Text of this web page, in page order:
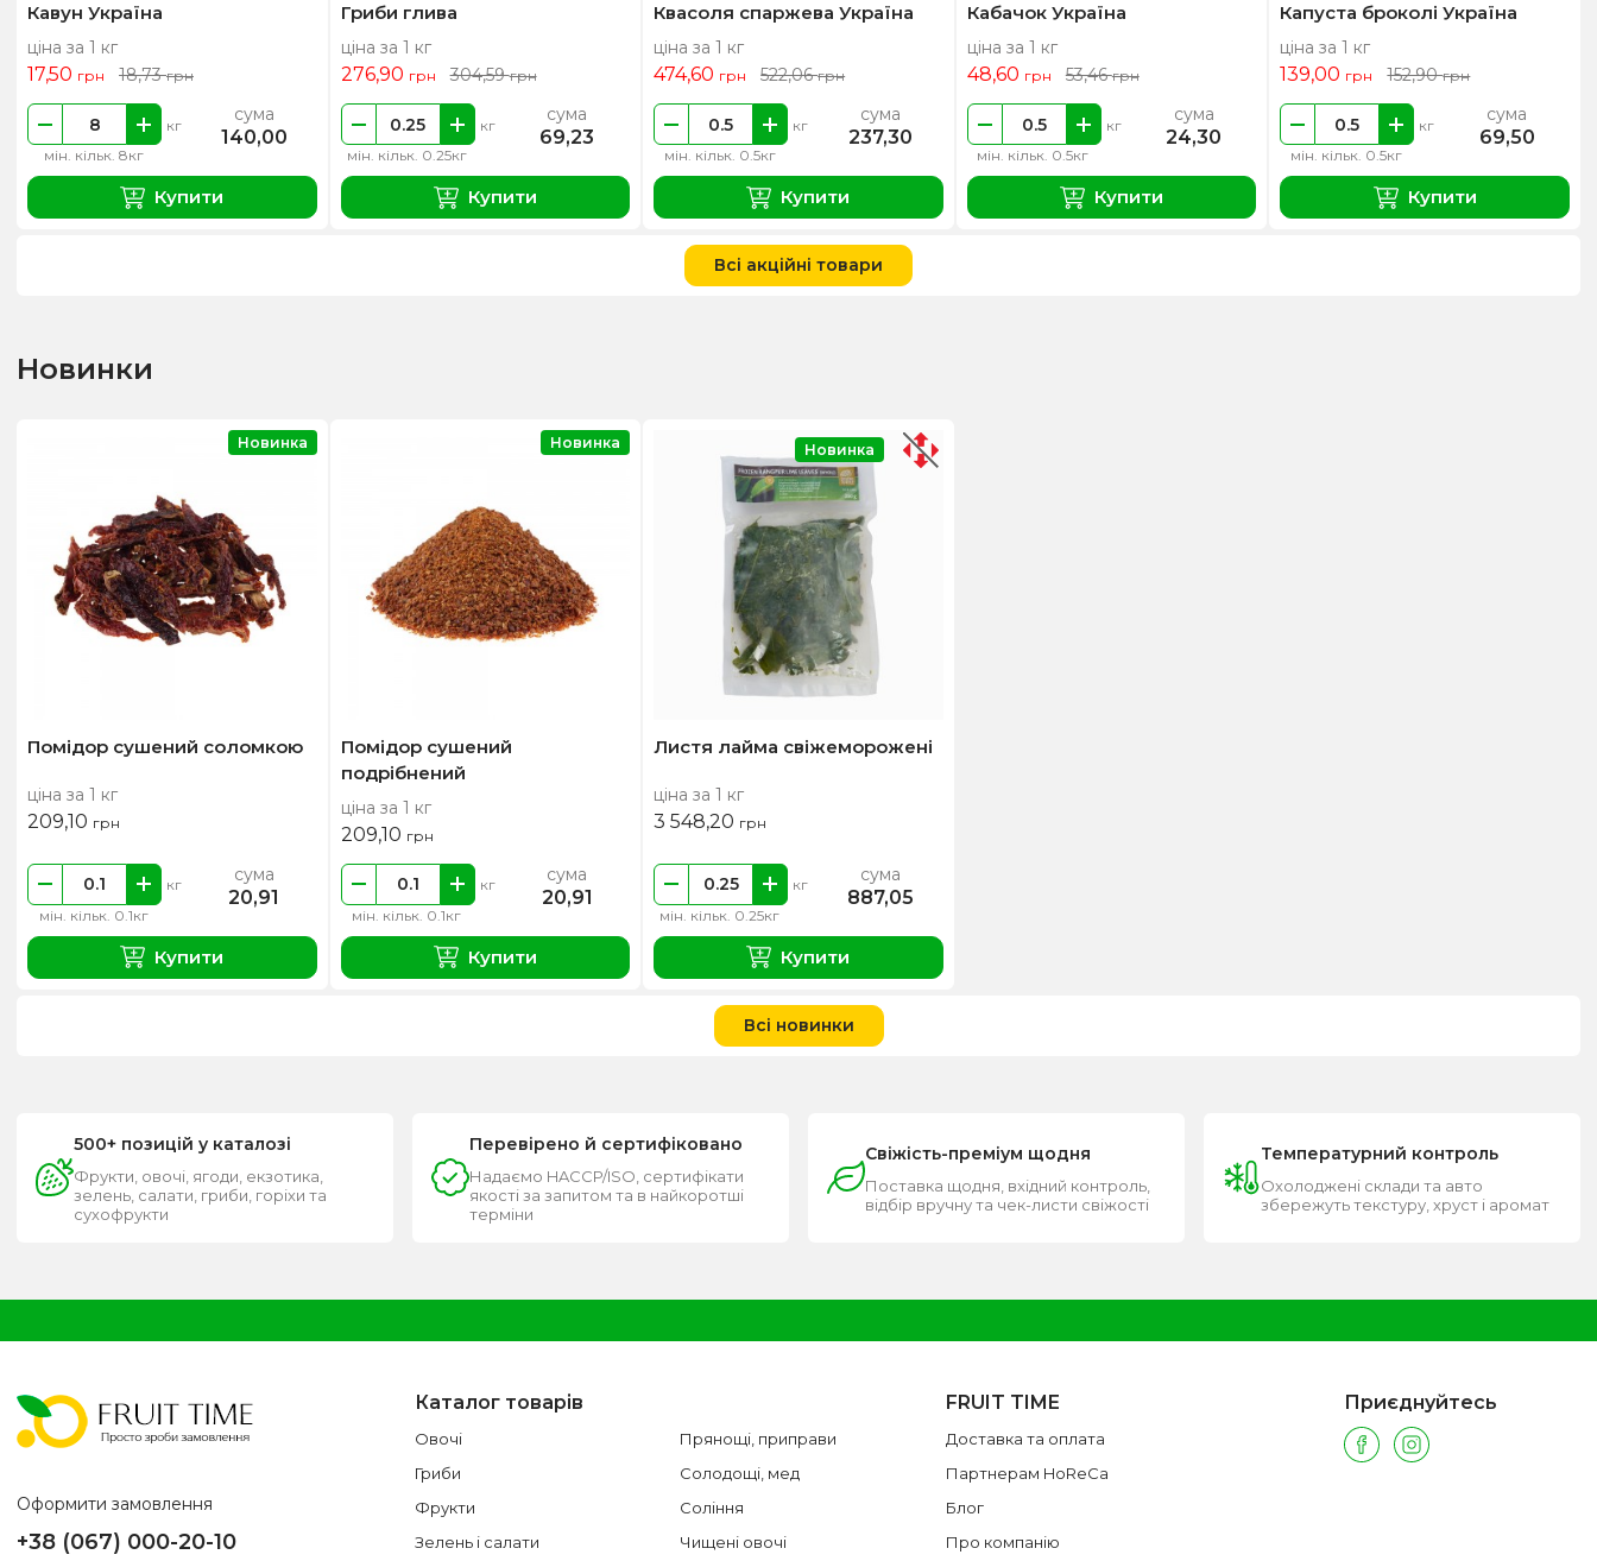
Кавун Україна
ціна за 1 кг
17,50 грн 18,73грн
мін. кільк. 8кг
кг сума
140,00
Купити
Гриби глива
ціна за 1 кг
276,90 грн 304,59грн
мін. кільк. 0.25кг
кг сума
69,23
Купити
Квасоля спаржева Україна
ціна за 1 кг
474,60 грн 522,06грн
мін. кільк. 0.5кг
кг сума
237,30
Купити
Кабачок Україна
ціна за 1 кг
48,60 грн 53,46грн
мін. кільк. 0.5кг
кг сума
24,30
Купити
Капуста броколі Україна
ціна за 1 кг
139,00 грн 152,90грн
мін. кільк. 0.5кг
кг сума
69,50
Купити
Всі акційні товари
Новинки
Помідор сушений соломкою
ціна за 1 кг
209,10 грн
мін. кільк. 0.1кг
кг сума
20,91
Купити
Новинка
Помідор сушений
подрібнений
ціна за 1 кг
209,10 грн
мін. кільк. 0.1кг
кг сума
20,91
Купити
Новинка
Листя лайма свіжеморожені
ціна за 1 кг
3 548,20 грн
мін. кільк. 0.25кг
кг сума
887,05
Купити
Новинка
Всі новинки
500+ позицій у каталозі
Фрукти, овочі, ягоди, екзотика,
зелень, салати, гриби, горіхи та
сухофрукти
Перевірено й сертифіковано
Надаємо HACCP/ISO, сертифікати
якості за запитом та в найкоротші
терміни
Свіжість-преміум щодня
Поставка щодня, вхідний контроль,
відбір вручну та чек-листи свіжості
Температурний контроль
Охолоджені склади та авто
збережуть текстуру, хруст і аромат
Оформити замовлення
+38 (067) 000-20-10
Каталог товарів
Овочі
Гриби
Фрукти
Зелень і салати
Прянощі, приправи
Солодощі, мед
Соління
Чищені овочі
FRUIT TIME
Доставка та оплата
Партнерам HoReCa
Блог
Про компанію
Приєднуйтесь